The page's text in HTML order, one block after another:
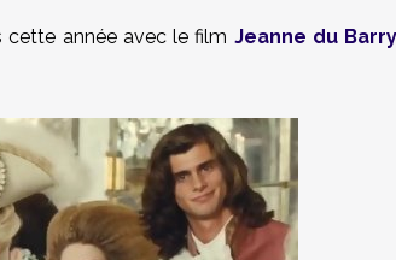
cette année avec le film Jeanne du Barry